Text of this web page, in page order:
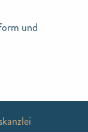
und